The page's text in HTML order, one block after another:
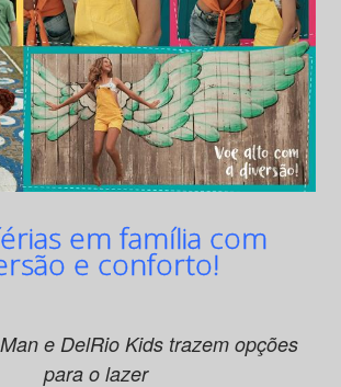
em família com
e conforto!
e DelRio Kids trazem opções
para o lazer